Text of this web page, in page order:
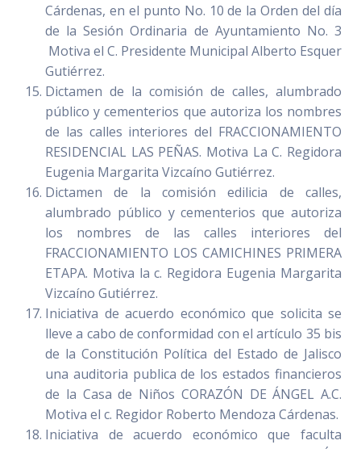
Cárdenas, en el punto No. 10 de la Orden del día
de la Sesión Ordinaria de Ayuntamiento No. 3
Motiva el C. Presidente Municipal Alberto Esquer
Gutiérrez.
Dictamen de la comisión de calles, alumbrado
público y cementerios que autoriza los nombres
de las calles interiores del FRACCIONAMIENTO
RESIDENCIAL LAS PEÑAS. Motiva La C. Regidora
Eugenia Margarita Vizcaíno Gutiérrez.
Dictamen de la comisión edilicia de calles,
alumbrado público y cementerios que autoriza
los nombres de las calles interiores del
FRACCIONAMIENTO LOS CAMICHINES PRIMERA
ETAPA. Motiva la c. Regidora Eugenia Margarita
Vizcaíno Gutiérrez.
Iniciativa de acuerdo económico que solicita se
lleve a cabo de conformidad con el artículo 35 bis
de la Constitución Política del Estado de Jalisco
una auditoria publica de los estados financieros
de la Casa de Niños CORAZÓN DE ÁNGEL A.C.
Motiva el c. Regidor Roberto Mendoza Cárdenas.
Iniciativa de acuerdo económico que faculta